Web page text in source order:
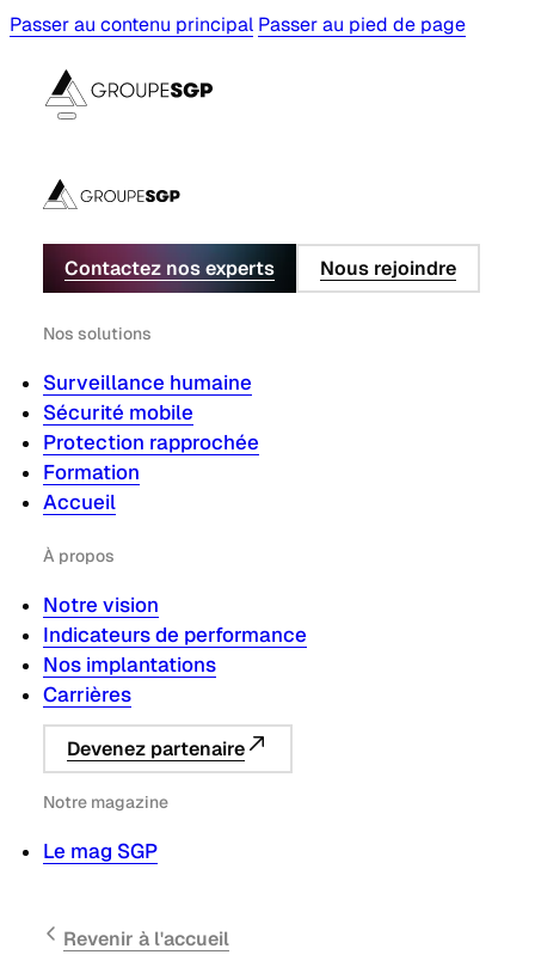
Passer au contenu principal Passer au pied de page
Contactez nos experts Nous rejoindre
Nos solutions
Surveillance humaine
Sécurité mobile
Protection rapprochée
Formation
Accueil
À propos
Notre vision
Indicateurs de performance
Nos implantations
Carrières
Devenez partenaire
Notre magazine
Le mag SGP
Revenir à l'accueil